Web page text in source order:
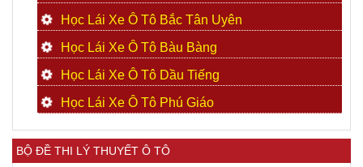
Học Lái Xe Ô Tô Bắc Tân Uyên
Học Lái Xe Ô Tô Bàu Bàng
Học Lái Xe Ô Tô Dầu Tiếng
Học Lái Xe Ô Tô Phú Giáo
BỘ ĐỀ THI LÝ THUYẾT Ô TÔ